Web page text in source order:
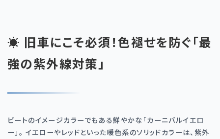
☀️ 旧車にこそ必須！色褪せを防ぐ「最
強の紫外線対策」
ビートのイメージカラーでもある鮮やかな「カーニバルイエロ
ー」。 イエローやレッドといった暖色系のソリッドカラーは、紫外